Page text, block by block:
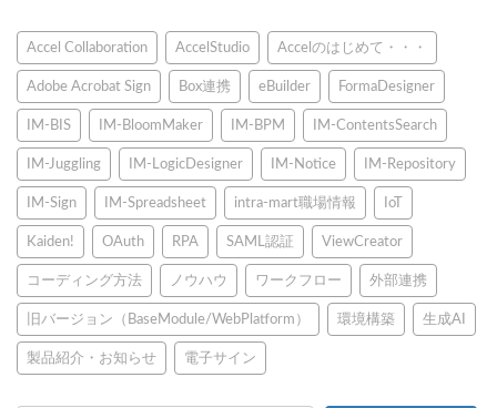
Accel Collaboration AccelStudio Accelのはじめて・・・
Adobe Acrobat Sign Box連携 eBuilder FormaDesigner
IM-BIS IM-BloomMaker IM-BPM IM-ContentsSearch
IM-Juggling IM-LogicDesigner IM-Notice IM-Repository
IM-Sign IM-Spreadsheet intra-mart職場情報 IoT
Kaiden! OAuth RPA SAML認証 ViewCreator
コーディング方法 ノウハウ ワークフロー 外部連携
旧バージョン（BaseModule/WebPlatform） 環境構築 生成AI
製品紹介・お知らせ 電子サイン